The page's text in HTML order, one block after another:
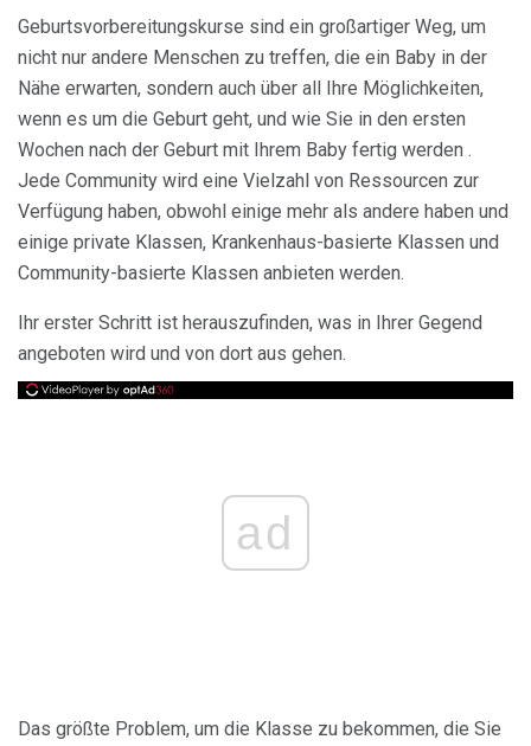
Geburtsvorbereitungskurse sind ein großartiger Weg, um
nicht nur andere Menschen zu treffen, die ein Baby in der
Nähe erwarten, sondern auch über all Ihre Möglichkeiten,
wenn es um die Geburt geht, und wie Sie in den ersten
Wochen nach der Geburt mit Ihrem Baby fertig werden .
Jede Community wird eine Vielzahl von Ressourcen zur
Verfügung haben, obwohl einige mehr als andere haben und
einige private Klassen, Krankenhaus-basierte Klassen und
Community-basierte Klassen anbieten werden.
Ihr erster Schritt ist herauszufinden, was in Ihrer Gegend
angeboten wird und von dort aus gehen.
ad
Das größte Problem, um die Klasse zu bekommen, die Sie